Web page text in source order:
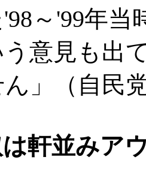
～'99年
意見も出
」（自民
軒並みア